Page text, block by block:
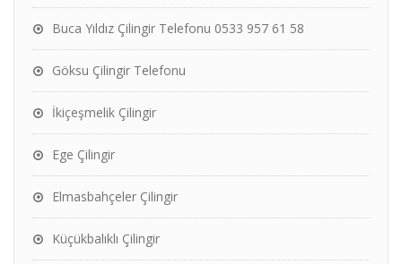
Buca Yıldız Çilingir Telefonu 0533 957 61 58
Göksu Çilingir Telefonu
İkiçeşmelik Çilingir
Ege Çilingir
Elmasbahçeler Çilingir
Küçükbalıklı Çilingir